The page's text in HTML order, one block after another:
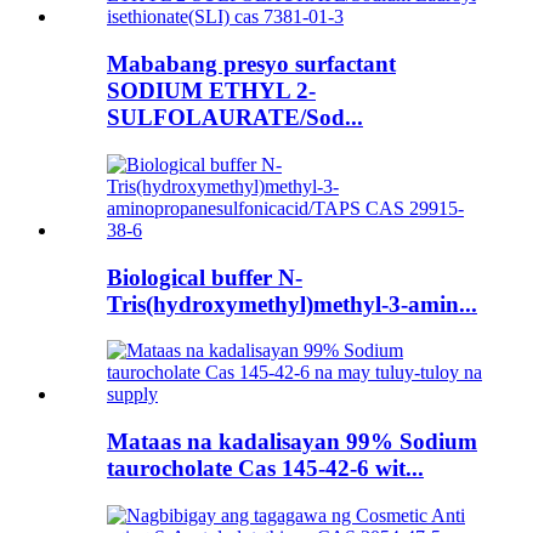
Mababang presyo surfactant
SODIUM ETHYL 2-
SULFOLAURATE/Sod...
Biological buffer N-
Tris(hydroxymethyl)methyl-3-amin...
Mataas na kadalisayan 99% Sodium
taurocholate Cas 145-42-6 wit...